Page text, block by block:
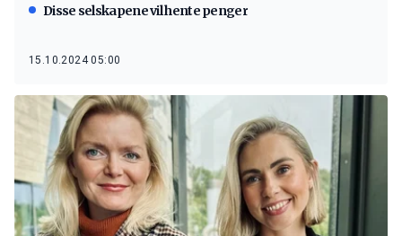
Disse selskapene vil hente penger
15.10.2024 05:00